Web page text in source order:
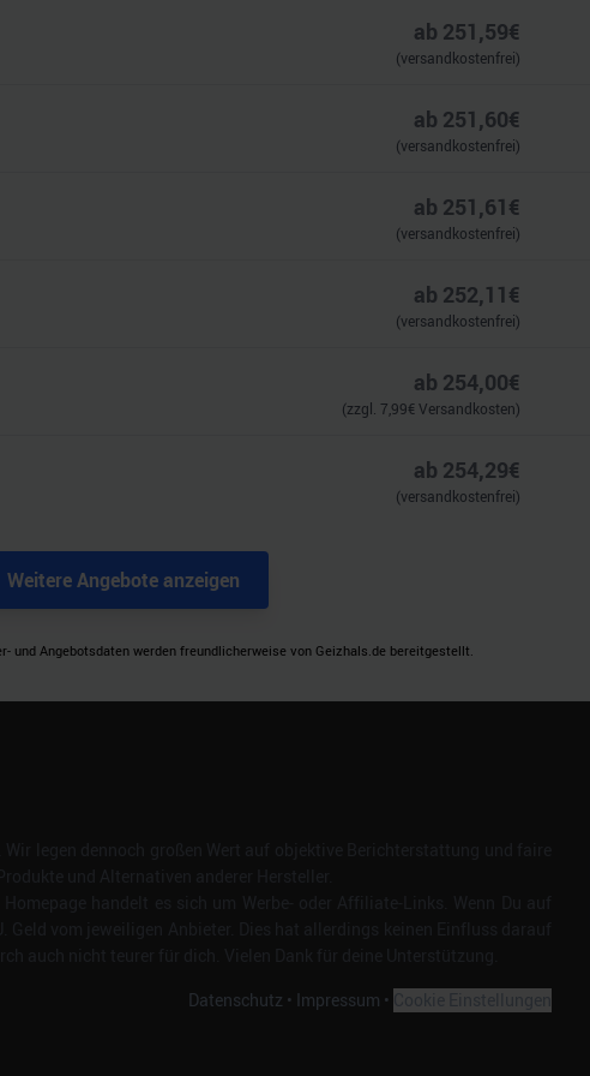
ab 251,59€
(versandkostenfrei)
ab 251,60€
(versandkostenfrei)
ab 251,61€
(versandkostenfrei)
ab 252,11€
(versandkostenfrei)
ab 254,00€
(zzgl. 7,99€ Versandkosten)
ab 254,29€
(versandkostenfrei)
Weitere Angebote anzeigen
und Angebotsdaten werden freundlicherweise von Geizhals.de bereitgestellt.
Datenschutz • Impressum •